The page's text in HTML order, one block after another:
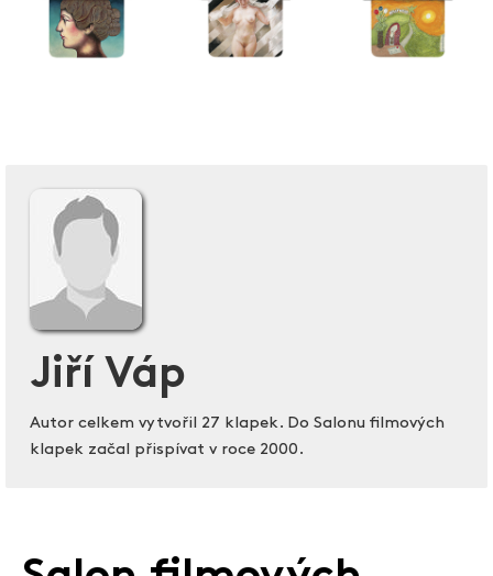
Jiří Váp
Autor celkem vytvořil 27 klapek. Do Salonu filmových
klapek začal přispívat v roce 2000.